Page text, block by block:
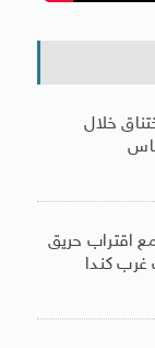
خلال
شخص مع اقتراب حريق
غرب كندا